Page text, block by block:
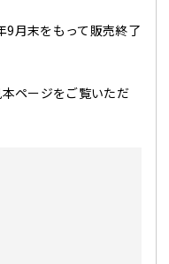
月末をもって販売終了
ページをご覧いただ